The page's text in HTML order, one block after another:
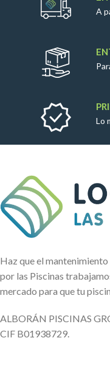
A
Lo
Haz que el
por las Piscinas
mercado para que tu
ALBORÁN PISCINAS
CIF B01938729.